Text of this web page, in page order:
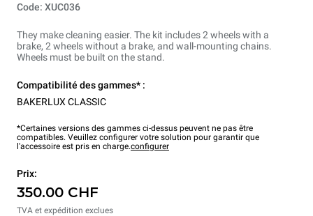
Code: XUC036
They make cleaning easier. The kit includes 2 wheels with a
brake, 2 wheels without a brake, and wall-mounting chains.
Wheels must be built on the stand.
Compatibilité des gammes* :
BAKERLUX CLASSIC
*Certaines versions des gammes ci-dessus peuvent ne pas être
compatibles. Veuillez configurer votre solution pour garantir que
l'accessoire est pris en charge.configurer
Prix:
350.00 CHF
TVA et expédition exclues